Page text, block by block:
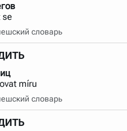
se
словарь
míru
словарь